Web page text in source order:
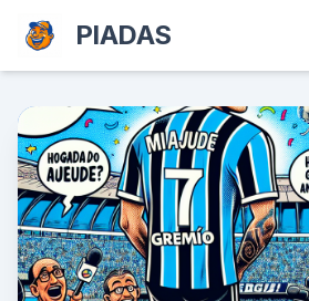
PIADAS
SergeiCartoons.com - As